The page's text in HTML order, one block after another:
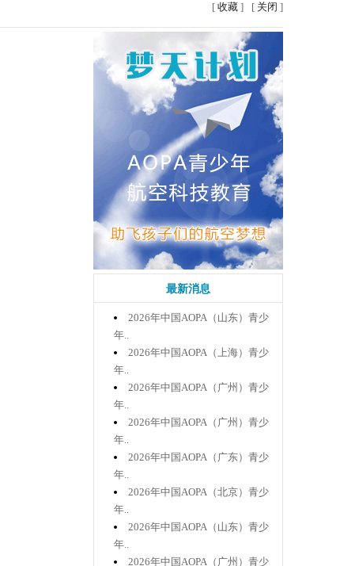
[ 收藏 ] [ 关闭 ]
最新消息
2026年中国AOPA（山东）青少
年..
2026年中国AOPA（上海）青少
年..
2026年中国AOPA（广州）青少
年..
2026年中国AOPA（广州）青少
年..
2026年中国AOPA（广东）青少
年..
2026年中国AOPA（北京）青少
年..
2026年中国AOPA（山东）青少
年..
2026年中国AOPA（广州）青少